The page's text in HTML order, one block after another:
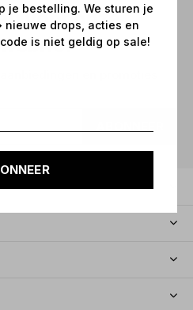
je bestelling. We sturen je
nieuwe drops, acties en
is niet geldig op sale!
voor onze